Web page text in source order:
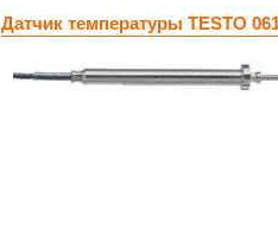
Датчик температуры TESTO